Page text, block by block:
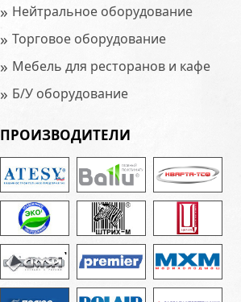
» Нейтральное оборудование
» Торговое оборудование
» Мебель для ресторанов и кафе
» Б/У оборудование
ПРОИЗВОДИТЕЛИ